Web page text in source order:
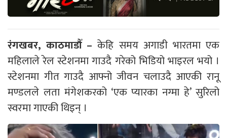
रंगखबर, काठमाडौँ – केहि समय अगाडी भारतमा एक
महिलाले रेल स्टेशनमा गाउदै गरेको भिडियो भाइरल भयो ।
स्टेशनमा गीत गाउदै आफ्नो जीवन चलाउदै आएकी रानू
मण्डलले लता मंगेशकरको ‘एक प्यारका नग्मा हे’ सुरिलो
स्वरमा गाएकी थिइन् ।